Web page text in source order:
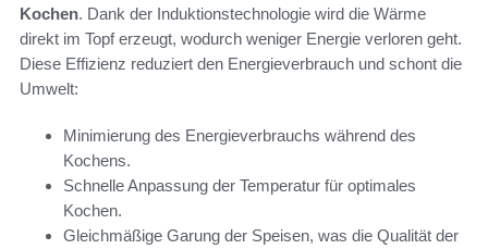
Kochen. Dank der Induktionstechnologie wird die Wärme
direkt im Topf erzeugt, wodurch weniger Energie verloren geht.
Diese Effizienz reduziert den Energieverbrauch und schont die
Umwelt:
Minimierung des Energieverbrauchs während des
Kochens.
Schnelle Anpassung der Temperatur für optimales
Kochen.
Gleichmäßige Garung der Speisen, was die Qualität der